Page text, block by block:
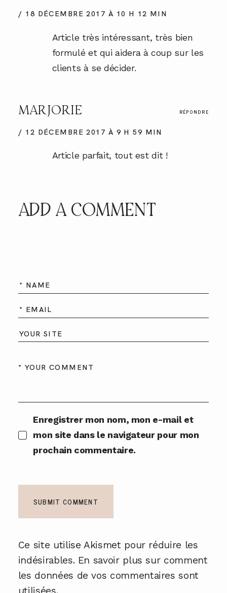
18 DÉCEMBRE 2017 À 10 H 12 MIN
Article très intéressant, très bien
formulé et qui aidera à coup sur les
clients à se décider.
MARJORIE
12 DÉCEMBRE 2017 À 9 H 59 MIN
Article parfait, tout est dit !
RÉPONDRE
ADD A COMMENT
Enregistrer mon nom, mon e-mail et
mon site dans le navigateur pour mon
prochain commentaire.
Ce site utilise Akismet pour réduire les
indésirables. En savoir plus sur comment
les données de vos commentaires sont